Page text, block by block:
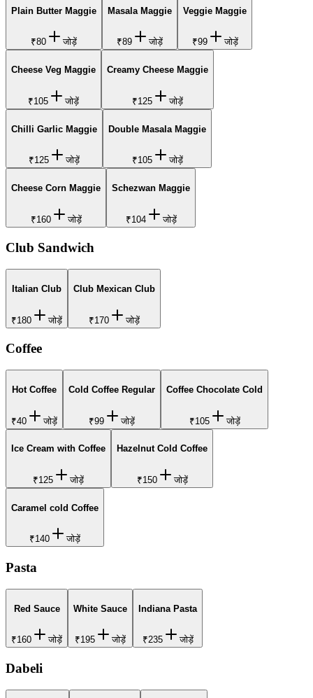
Plain Butter Maggie
₹80 जोड़ें
Masala Maggie
₹89 जोड़ें
Veggie Maggie
₹99 जोड़ें
Cheese Veg Maggie
₹105 जोड़ें
Creamy Cheese Maggie
₹125 जोड़ें
Chilli Garlic Maggie
₹125 जोड़ें
Double Masala Maggie
₹105 जोड़ें
Cheese Corn Maggie
₹160 जोड़ें
Schezwan Maggie
₹104 जोड़ें
Club Sandwich
Italian Club
₹180 जोड़ें
Club Mexican Club
₹170 जोड़ें
Coffee
Hot Coffee
₹40 जोड़ें
Cold Coffee Regular
₹99 जोड़ें
Coffee Chocolate Cold
₹105 जोड़ें
Ice Cream with Coffee
₹125 जोड़ें
Hazelnut Cold Coffee
₹150 जोड़ें
Caramel cold Coffee
₹140 जोड़ें
Pasta
Red Sauce
₹160 जोड़ें
White Sauce
₹195 जोड़ें
Indiana Pasta
₹235 जोड़ें
Dabeli